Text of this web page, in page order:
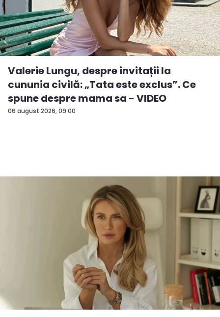
06 august 2026, 09:00
Valerie Lungu, despre invitații la
cununia civilă: „Tata este exclus”. Ce
spune despre mama sa - VIDEO